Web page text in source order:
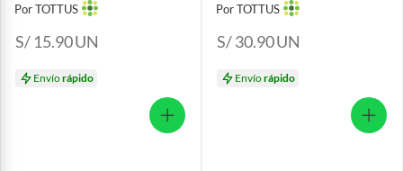
Por TOTTUS
S/ 15.90UN
Envíorápido
Por TOTTUS
S/ 30.90UN
Envíorápido